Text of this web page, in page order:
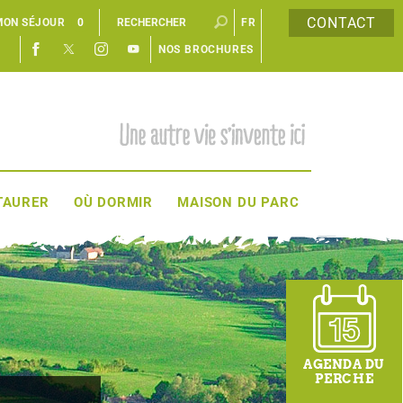
CONTACT
EN
FR
SÉJOUR 0
NOS BROCHURES
OÙ DORMIR MAISON DU PARC
AGENDA DU
PERCHE